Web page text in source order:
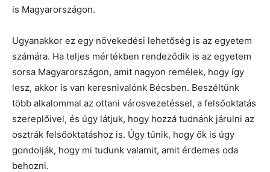
is Magyarországon.
Ugyanakkor ez egy növekedési lehetőség is az egyetem
számára. Ha teljes mértékben rendeződik is az egyetem
sorsa Magyarországon, amit nagyon remélek, hogy így
lesz, akkor is van keresnivalónk Bécsben. Beszéltünk
több alkalommal az ottani városvezetéssel, a felsőoktatás
szereplőivel, és úgy látjuk, hogy hozzá tudnánk járulni az
osztrák felsőoktatáshoz is. Úgy tűnik, hogy ők is úgy
gondolják, hogy mi tudunk valamit, amit érdemes oda
behozni.